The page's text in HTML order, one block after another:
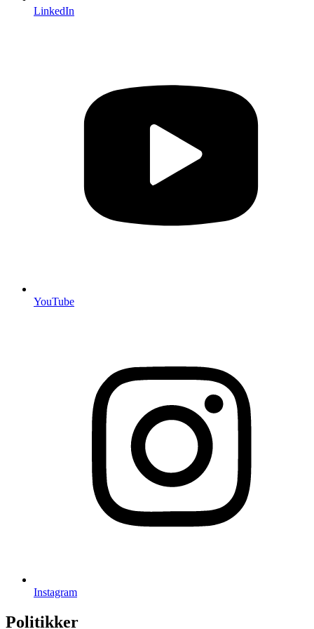
LinkedIn
YouTube
Instagram
Politikker